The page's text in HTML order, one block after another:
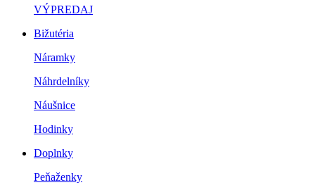
VÝPREDAJ
Bižutéria
Náramky
Náhrdelníky
Náušnice
Hodinky
Doplnky
Peňaženky